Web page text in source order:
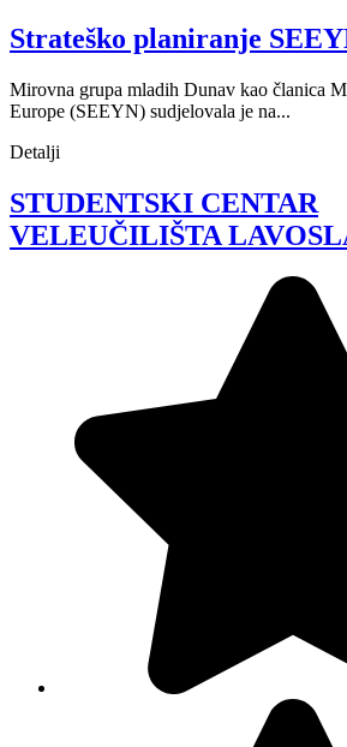
Strateško planiranje
Mirovna grupa mladih Dunav kao članica
Europe (SEEYN) sudjelovala je na...
Detalji
STUDENTSKI CENTAR
VELEUČILIŠTA